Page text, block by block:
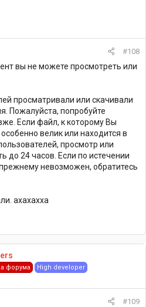
#108
вы не можете просмотреть или
просматривали или скачивали
Пожалуйста, попробуйте
Если файл, к которому Вы
велик или находится в
просмотр или
до 24 часов. Если по истечении
невозможен, обратитесь
ахахахха
форума High developer
#109